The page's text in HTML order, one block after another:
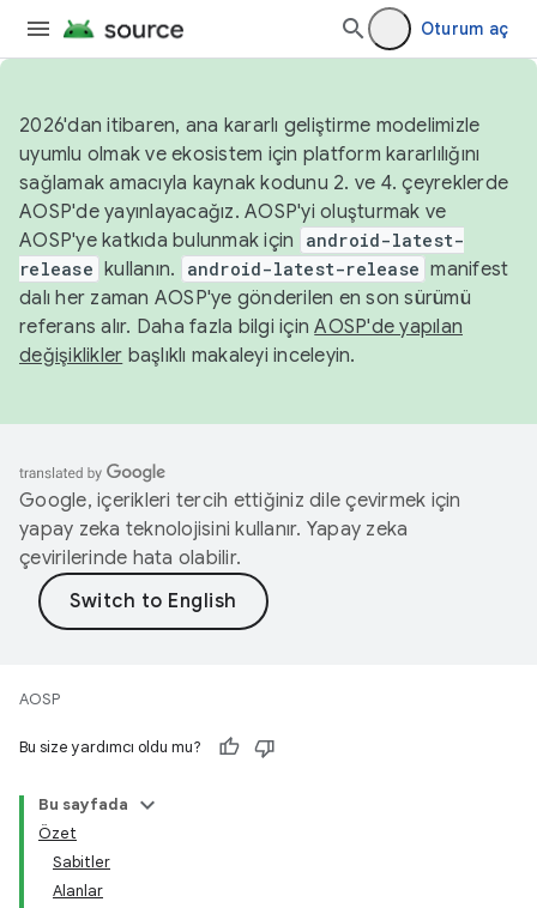
Oturum aç
2026'dan itibaren, ana kararlı geliştirme modelimizle
uyumlu olmak ve ekosistem için platform kararlılığını
sağlamak amacıyla kaynak kodunu 2. ve 4. çeyreklerde
AOSP'de yayınlayacağız. AOSP'yi oluşturmak ve
AOSP'ye katkıda bulunmak için
android-latest-
release kullanın. android-latest-release manifest
dalı her zaman AOSP'ye gönderilen en son sürümü
referans alır. Daha fazla bilgi içinAOSP'de yapılan
değişiklikler başlıklı makaleyi inceleyin.
Google, içerikleri tercih ettiğiniz dile çevirmek için
yapay zeka teknolojisini kullanır. Yapay zeka
çevirilerinde hata olabilir.
AOSP
Bu size yardımcı oldu mu?
Bu sayfada
Özet
Sabitler
Alanlar